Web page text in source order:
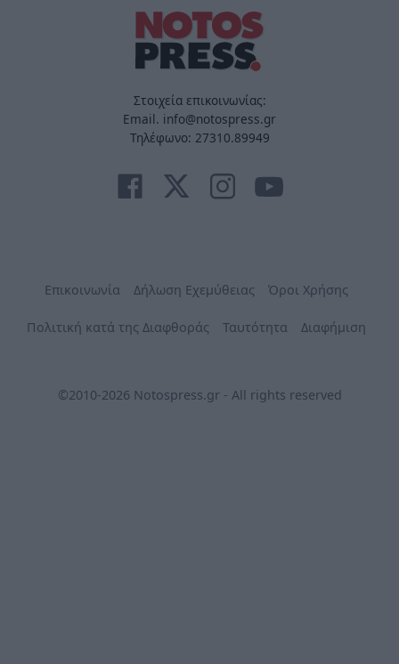
Στοιχεία επικοινωνίας:
Email. info@notospress.gr
Τηλέφωνο: 27310.89949
Επικοινωνία Δήλωση Εχεμύθειας Όροι Χρήσης
Πολιτική κατά της Διαφθοράς Ταυτότητα Διαφήμιση
©2010-2026 Notospress.gr - All rights reserved